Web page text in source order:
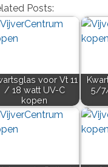
Posts:
voor Vt 11
/ 18 watt UV-C
kopen
5/